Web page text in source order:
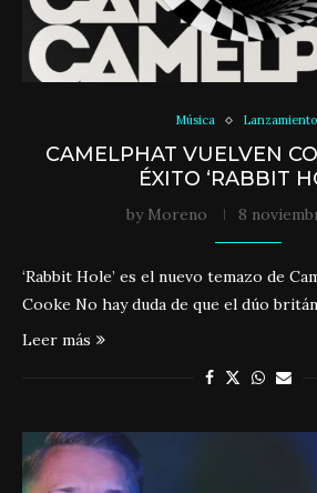
Música
CAMELPHAT VUELVEN
ÉXITO ‘RABBIT
by Moreno 8
‘Rabbit Hole’ es el nuevo temazo de
Cooke No hay duda de que el dúo
Leer más